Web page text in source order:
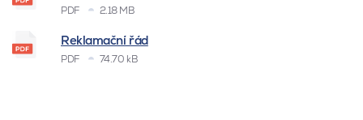
PDF 2.18 MB
Reklamační řád
PDF 74.70 kB